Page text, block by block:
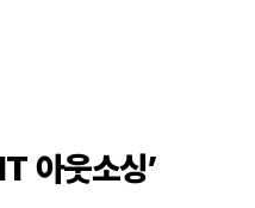
IT 아웃소싱’